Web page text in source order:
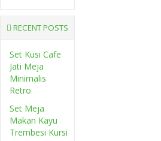
RECENT POSTS
Set Kusi Cafe
Jati Meja
Minimalis
Retro
Set Meja
Makan Kayu
Trembesi Kursi